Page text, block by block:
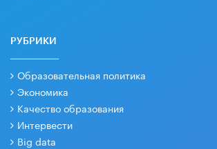
РУБРИКИ
Образовательная политика
Экономика
Качество образования
Интервести
Big data